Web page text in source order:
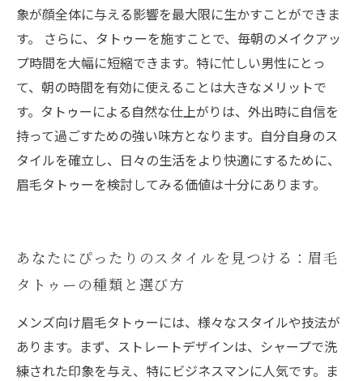
象が顔全体に与える影響を最大限に生かすことができま
す。 さらに、タトゥーを施すことで、毎朝のメイクアッ
プ時間を大幅に短縮できます。特に忙しい男性にとっ
て、朝の時間を有効に使えることは大きなメリットで
す。タトゥーによる自然な仕上がりは、外出時に自信を
持って過ごすための強い味方となります。自分自身のス
タイルを確立し、日々の生活をより快適にするために、
眉毛タトゥーを検討してみる価値は十分にあります。
あなたにぴったりのスタイルを見つける：眉毛
タトゥーの種類と選び方
メンズ向け眉毛タトゥーには、様々なスタイルや技法が
あります。まず、ストレートデザインは、シャープで洗
練された印象を与え、特にビジネスマンに人気です。ま